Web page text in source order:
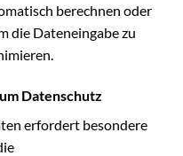
berechnen oder
die Dateneingabe zu
Datenschutz
erfordert besondere